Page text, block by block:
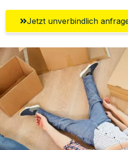
Jetzt unverbindlich